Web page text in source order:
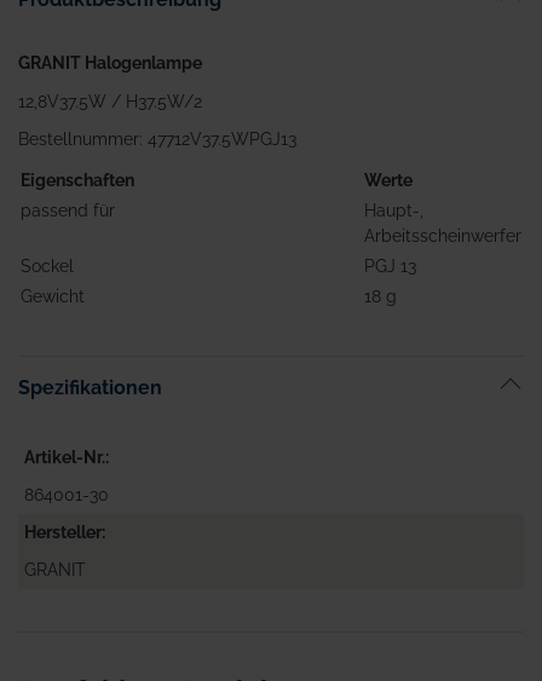
GRANIT Halogenlampe
12,8V37.5W / H37.5W/2
Bestellnummer: 47712V37.5WPGJ13
Eigenschaften
Werte
passend für
Haupt-,
Arbeitsscheinwerfer
Sockel
PGJ 13
Gewicht
18 g
Spezifikationen
Artikel-Nr.
864001-30
Hersteller
GRANIT